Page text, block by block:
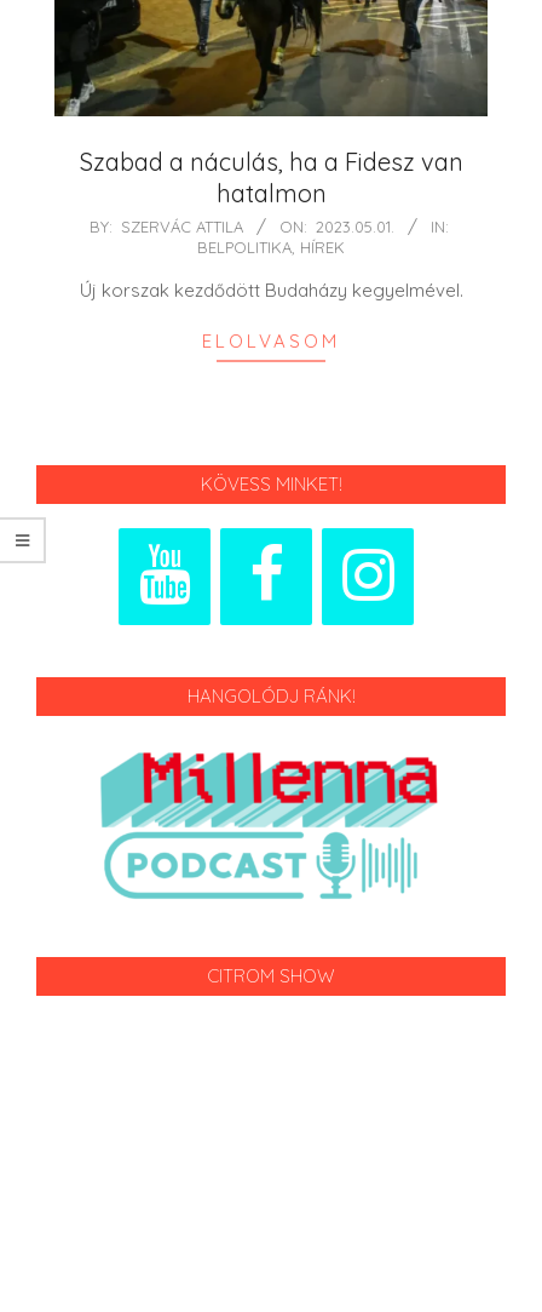
Szabad a náculás, ha a Fidesz van
hatalmon
2023-BY: SZERVÁC ATTILA ON: 2023.05.01.
IN:
BELPOLITIKA HÍREK
Új korszak kezdődött Budaházy kegyelmével.
ELOLVASOM
KÖVESS MINKET!
HANGOLÓDJ RÁNK!
CITROM SHOW